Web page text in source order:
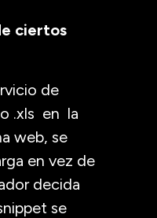
ciertos
de
.xls en la
web, se
en vez de
decida
se